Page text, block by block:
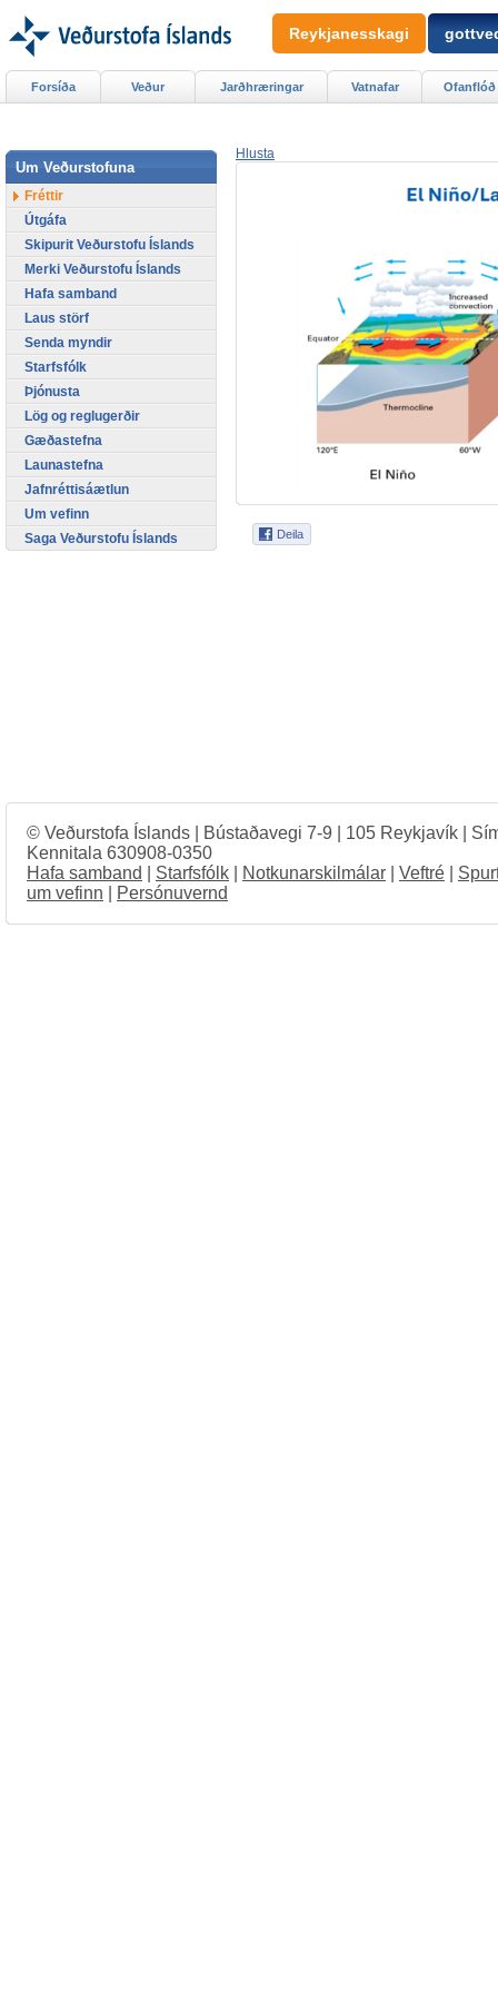
Hlusta
Forsíða Veður Jarðhræringar Vatnafar Ofanflóð
Um Veðurstofuna
Fréttir
Útgáfa
Skipurit Veðurstofu Íslands
Merki Veðurstofu Íslands
Hafa samband
Laus störf
Senda myndir
Starfsfólk
Þjónusta
Lög og reglugerðir
Gæðastefna
Launastefna
Jafnréttisáætlun
Um vefinn
Saga Veðurstofu Íslands
Reykjanesskagi
© Veðurstofa Íslands | Bústaðavegi 7-9 | 105 Reykjavík |
Kennitala 630908-0350
Hafa samband
Starfsfólk Notkunarskilmálar Veftré
um vefinn
Persónuvernd